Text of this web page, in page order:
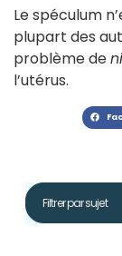
Le spéculum
plupart des
problème de
l’utérus.